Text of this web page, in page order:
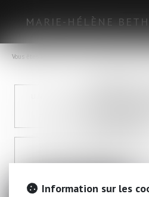
Menu
Vous êtes ici : médiateur à la
MÉDIATEUR À LAde l’avocat,
Information sur les